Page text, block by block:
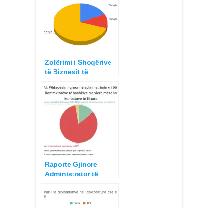
Zotërimi i Shoqërive
të Biznesit të
2019 sipas Grupeve
Gjinore Femra dhe
Meshkuj
Raporte Gjinore
Administrator të
të Bashkive, 1000 më
të mëdhenjtë